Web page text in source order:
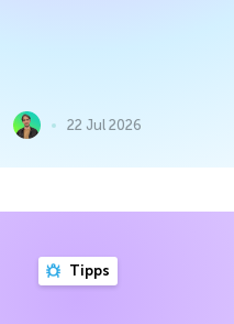
22 Jul 2026
Tipps